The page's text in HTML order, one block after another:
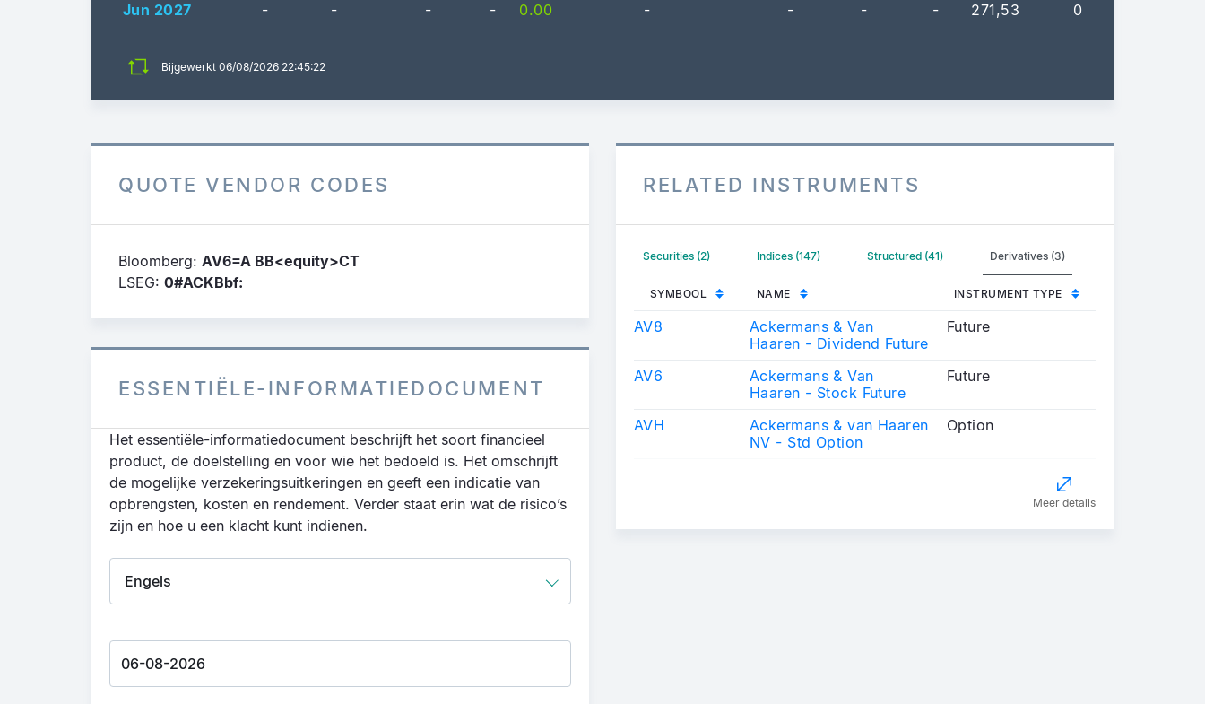
Jun 2027
- - - - 0.00 - - - - 271,53 0
Bijgewerkt 06/08/2026 22:45:22
QUOTE VENDOR CODES
Bloomberg: AV6=A BB<equity>CT
LSEG: 0#ACKBbf:
ESSENTIËLE-INFORMATIEDOCUMENT
Het essentiële-informatiedocument beschrijft het soort financieel
product, de doelstelling en voor wie het bedoeld is. Het omschrijft
de mogelijke verzekeringsuitkeringen en geeft een indicatie van
opbrengsten, kosten en rendement. Verder staat erin wat de risico’s
zijn en hoe u een klacht kunt indienen.
RELATED INSTRUMENTS
Securities (2) Indices (147) Structured (41) Derivatives (3)
SYMBOOL NAME INSTRUMENT TYPE
AV8
Ackermans & Van
Haaren - Dividend Future
Future
AV6
Ackermans & Van
Haaren - Stock Future
Future
AVH
Ackermans & van Haaren
NV - Std Option
Option
Meer details